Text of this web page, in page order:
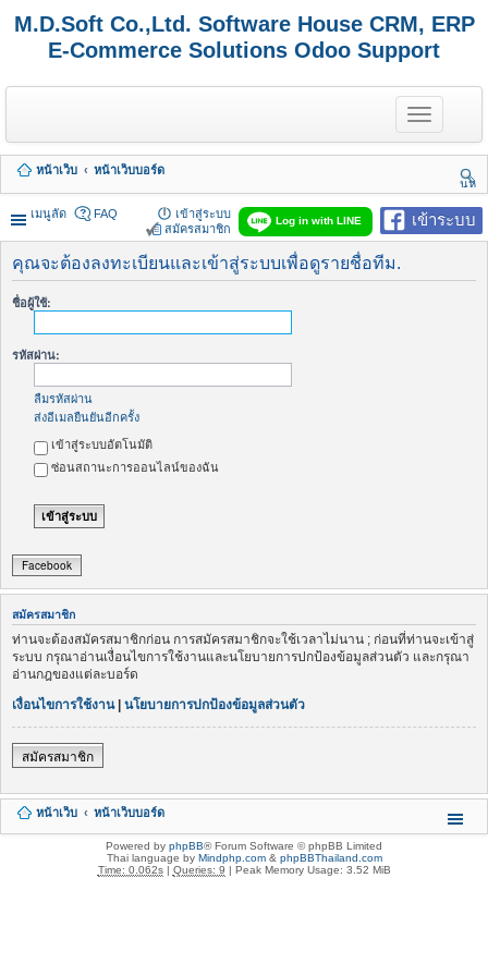
M.D.Soft Co.,Ltd. Software House CRM, ERP
E-Commerce Solutions Odoo Support
T
o
g
e
n
a
v
g
หน้าเว็บ
หน้าเว็บบอร์ด
นห
า
เมนูลัด
เข้าระบบ
Log in with LINE
FAQ
เข้าสู่ระบบ
สมัครสมาชิก
คุณจะต้องลงทะเบียนและเข้าสู่ระบบเพื่อดูรายชื่อทีม.
ชื่อผู้ใช้:
รหัสผ่าน:
ลืมรหัสผ่าน
ส่งอีเมลยืนยันอีกครั้ง
เข้าสู่ระบบอัตโนมัติ
ซ่อนสถานะการออนไลน์ของฉัน
Facebook
สมัครสมาชิก
ท่านจะต้องสมัครสมาชิกก่อน การสมัครสมาชิกจะใช้เวลาไม่นาน ; ก่อนที่ท่านจะเข้าสู่
ระบบ กรุณาอ่านเงื่อนไขการใช้งานและนโยบายการปกป้องข้อมูลส่วนตัว และกรุณา
อ่านกฎของแต่ละบอร์ด
เงื่อนไขการใช้งาน| นโยบายการปกป้องข้อมูลส่วนตัว
สมัครสมาชิก
หน้าเว็บ หน้าเว็บบอร์ด
Powered by phpBB® Forum Software © phpBB Limited
Thai language by Mindphp.com& phpBBThailand.com
Time: 0.062s| Queries: 9 | Peak Memory Usage: 3.52 MiB